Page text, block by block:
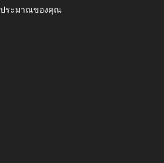
ประมาณของคุณ